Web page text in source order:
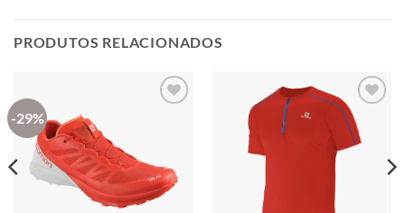
PRODUTOS RELACIONADOS
-29%